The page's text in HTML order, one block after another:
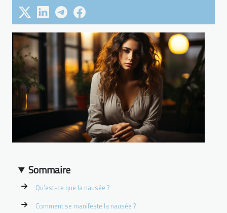
Sommaire
Qu’est-ce que la nausée ?
Comment se manifeste la nausée ?